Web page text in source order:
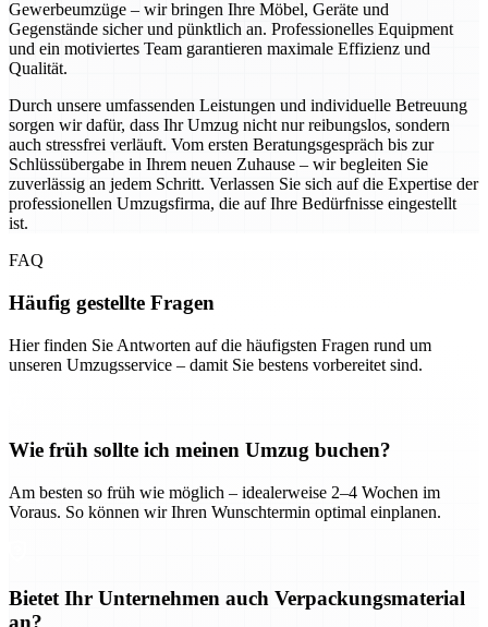
Gewerbeumzüge – wir bringen Ihre Möbel, Geräte und
Gegenstände sicher und pünktlich an. Professionelles Equipment
und ein motiviertes Team garantieren maximale Effizienz und
Qualität.
Durch unsere umfassenden Leistungen und individuelle Betreuung
sorgen wir dafür, dass Ihr Umzug nicht nur reibungslos, sondern
auch stressfrei verläuft. Vom ersten Beratungsgespräch bis zur
Schlüssübergabe in Ihrem neuen Zuhause – wir begleiten Sie
zuverlässig an jedem Schritt. Verlassen Sie sich auf die Expertise der
professionellen Umzugsfirma, die auf Ihre Bedürfnisse eingestellt
ist.
FAQ
Häufig gestellte Fragen
Hier finden Sie Antworten auf die häufigsten Fragen rund um
unseren Umzugsservice – damit Sie bestens vorbereitet sind.
Wie früh sollte ich meinen Umzug buchen?
Am besten so früh wie möglich – idealerweise 2–4 Wochen im
Voraus. So können wir Ihren Wunschtermin optimal einplanen.
Bietet Ihr Unternehmen auch Verpackungsmaterial
an?